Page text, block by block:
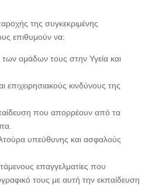
της συγκεκριμένης
επιθυμούν να:
ομάδων τους στην Υγεία και
επιχειρησιακούς κινδύνους της
που απορρέουν από τα
υπεύθυνης και ασφαλούς
επαγγελματίες που
τους με αυτή την εκπαίδευση